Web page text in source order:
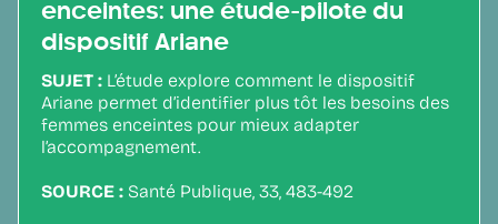
enceintes: une étude-pilote du
dispositif Ariane
SUJET : L’étude explore comment le dispositif
Ariane permet d’identifier plus tôt les besoins des
femmes enceintes pour mieux adapter
l’accompagnement.
SOURCE : Santé Publique, 33, 483-492